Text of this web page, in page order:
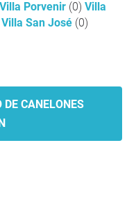
Villa Porvenir (0) Villa
Villa San José (0)
DE CANELONES